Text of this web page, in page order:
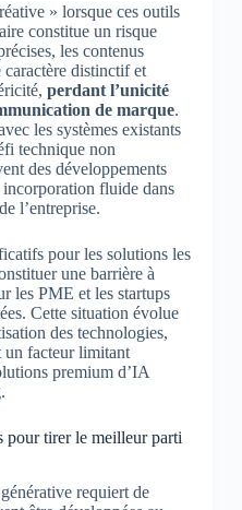
» lorsque ces outils
constitue un risque
les contenus
caractère distinctif et
perdant l’unicité
de marque.
les systèmes existants
technique non
des développements
fluide dans
l’entreprise.
pour les solutions les
une barrière à
les PME et les startups
Cette situation évolue
des technologies,
un facteur limitant
premium d’IA
pour tirer le meilleur parti
requiert de